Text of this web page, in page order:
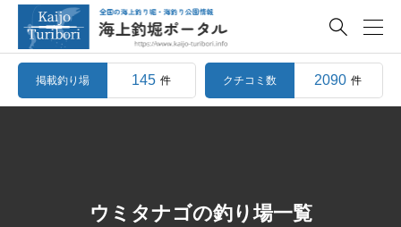

掲載釣り場 145 件 クチコミ数 2090 件
ウミタナゴの釣り場一覧